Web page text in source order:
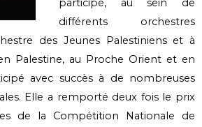
participé, au sein de
différents orchestres
des Jeunes Palestiniens et à
Palestine, au Proche Orient et en
avec succès à de nombreuses
Elle a remporté deux fois le prix
de la Compétition Nationale de